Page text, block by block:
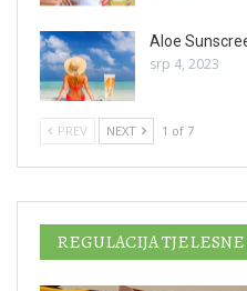
Aloe
srp 4, 2023
PREV NEXT 1 of 7
REGULACIJA